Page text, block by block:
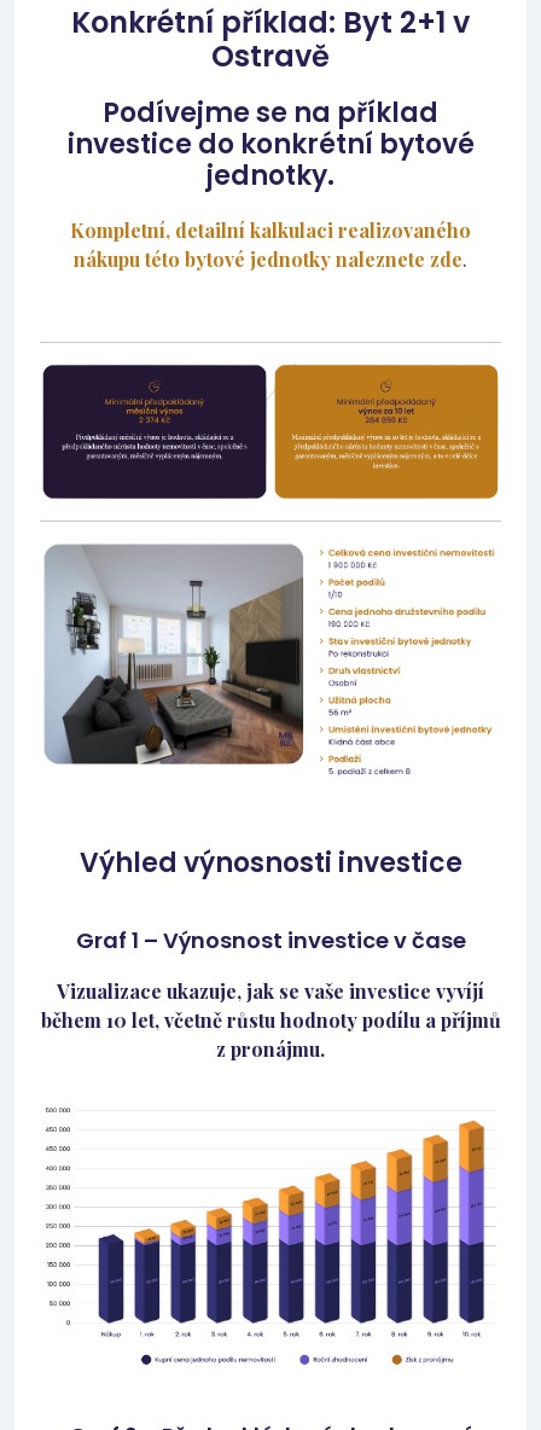
Konkrétní příklad: Byt 2+1 v
Ostravě
Podívejme se na příklad
investice do konkrétní bytové
jednotky.
Kompletní, detailní kalkulaci realizovaného
nákupu této bytové jednotky naleznete zde.
Výhled výnosnosti investice
Graf 1 – Výnosnost investice v čase
Vizualizace ukazuje, jak se vaše investice vyvíjí
během 10 let, včetně růstu hodnoty podílu a příjmů
z pronájmu.